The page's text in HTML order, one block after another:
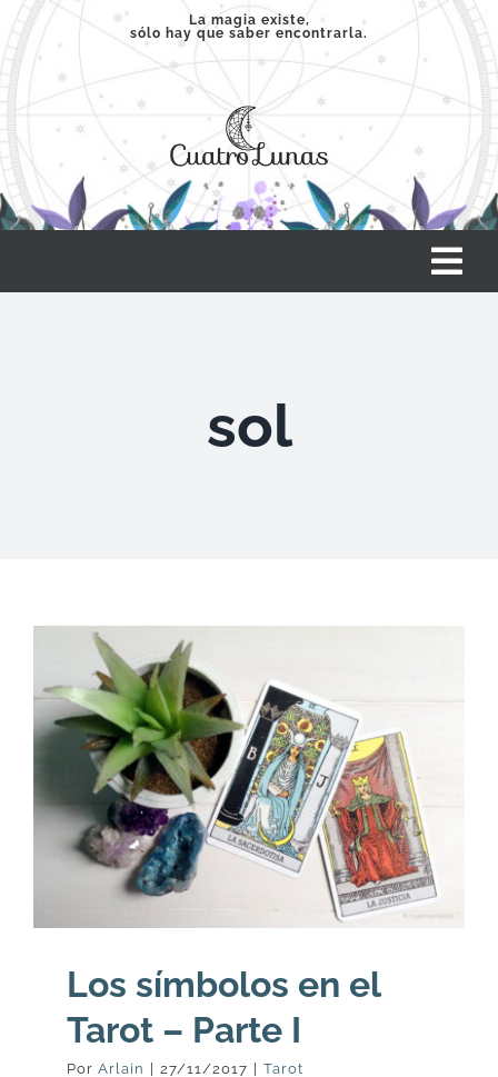
Saltar
contenido
La magia existe,
sólo hay que saber encontrarla.
ARTÍCULOS
CONTACTO
sol
Los símbolos en el
Tarot – Parte I
Por Arlain | 27/11/2017 | Tarot